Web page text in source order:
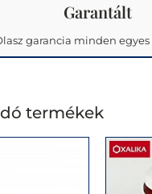
Garantált
garancia minden
termékek